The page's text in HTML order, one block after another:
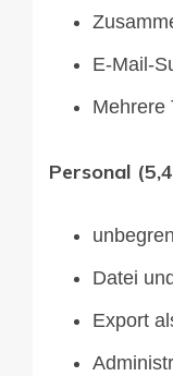
E-Mail-
Mehrere
Personal
Datei
Export